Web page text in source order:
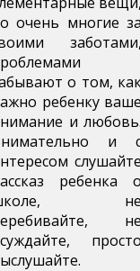
очень многие
о том,
ребенку
и
и
ребенка